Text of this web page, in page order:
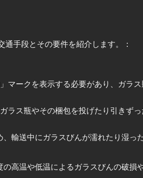
手段とその要件を紹介します。：
ークを表示する必要があり、ガラ
ス瓶やその梱包を投げたり引きず
輸送中にガラスびんが濡れたり湿っ
高温や低温によるガラスびんの破損